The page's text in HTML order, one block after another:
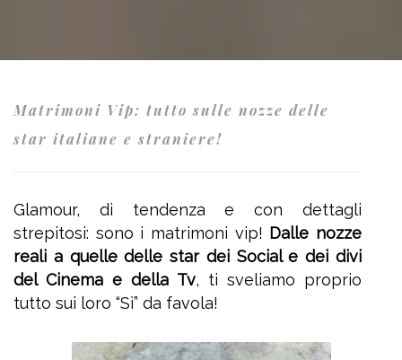
Matrimoni Vip: tutto sulle nozze delle
star italiane e straniere!
Glamour, di tendenza e con dettagli
strepitosi: sono i matrimoni vip! Dalle nozze
reali a quelle delle star dei Social e dei divi
del Cinema e della Tv, ti sveliamo proprio
tutto sui loro “Sì” da favola!